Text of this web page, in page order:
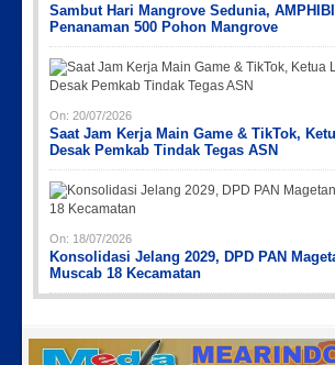
Sambut Hari Mangrove Sedunia,
Penanaman 500 Pohon Mangrove
On: 20/07/2026
Saat Jam Kerja Main Game & TikTok,
Desak Pemkab Tindak Tegas ASN
On: 18/07/2026
Konsolidasi Jelang 2029, DPD PAN
Muscab 18 Kecamatan